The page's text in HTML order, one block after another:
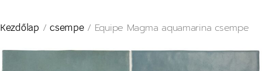
Kezdőlap /csempe/ Equipe Magma aquamarina csempe